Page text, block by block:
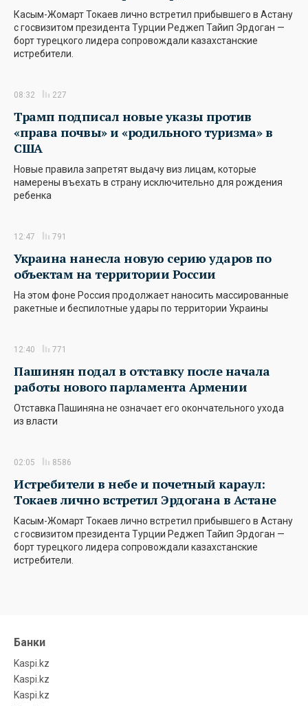
Касым-Жомарт Токаев лично встретил прибывшего в Астану
с госвизитом президента Турции Реджеп Тайип Эрдоган —
борт турецкого лидера сопровождали казахстанские
истребители.
08:32 227
Трамп подписал новые указы против
«права почвы» и «родильного туризма» в
США
Новые правила запретят выдачу виз лицам, которые
намерены въехать в страну исключительно для рождения
ребенка
12:47 791
Украина нанесла новую серию ударов по
объектам на территории России
На этом фоне Россия продолжает наносить массированные
ракетные и беспилотные удары по территории Украины
12:40 771
Пашинян подал в отставку после начала
работы нового парламента Армении
Отставка Пашиняна не означает его окончательного ухода
из власти
02:05 8586
Истребители в небе и почетный караул:
Токаев лично встретил Эрдогана в Астане
Касым-Жомарт Токаев лично встретил прибывшего в Астану
с госвизитом президента Турции Реджеп Тайип Эрдоган —
борт турецкого лидера сопровождали казахстанские
истребители.
Банки
Kaspi.kz
Kaspi.kz
Kaspi.kz